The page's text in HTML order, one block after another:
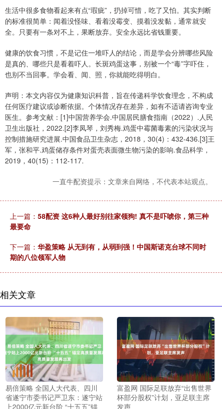
生活中很多食物看起来有点“瑕疵”，扔掉可惜，吃了又怕。其实判断
的标准很简单：闻着没怪味、看着没霉变、摸着没发黏，通常就安
全。只要有一条对不上，果断放弃。安全永远比省钱重要。
健康的饮食习惯，不是记住一堆吓人的结论，而是学会分辨哪些风险
是真的、哪些只是看着吓人。长斑鸡蛋这事，别被一个“毒”字吓住，
也别不当回事。学会看、闻、照，你就能吃得明白。
声明：本文内容仅为健康知识科普，旨在传递科学饮食理念，不构成
任何医疗建议或诊断依据。个体情况存在差异，如有不适请咨询专业
医生。参考文献：[1]中国营养学会.中国居民膳食指南（2022）.人民
卫生出版社，2022.[2]李凤琴，刘秀梅.鸡蛋中霉菌毒素的污染状况与
控制措施研究进展.中国食品卫生杂志，2018，30(4)：432-436.[3]王
军，张和平.鸡蛋储存条件对蛋壳表面微生物污染的影响.食品科学，
2019，40(15)：112-117.
一直牛配资提示：文章来自网络，不代表本站观点。
上一篇： 58配资 这6种人最好别往家领狗! 真不是吓唬你，第三种
最要命
下一篇： 华盈策略 从无到有，从弱到强！中国斯诺克台球不同时
期的八位领军人物
相关文章
易倍策略 全国人大代表、四川
省遂宁市委书记严卫东：遂宁站
上2000亿元新台阶 “十五五”锚
富盈网 国际足联放弃“出售世界
杯部分股权”计划，亚足联主席
发声